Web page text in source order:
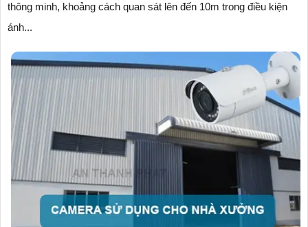
thông minh, khoảng cách quan sát lên đến 10m trong điều kiện
ánh...